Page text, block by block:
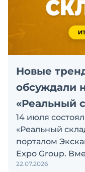
Новые
обсуждали
«Реальный
14 июля
«Реальный
порталом
Expo Group.
22.07.2026